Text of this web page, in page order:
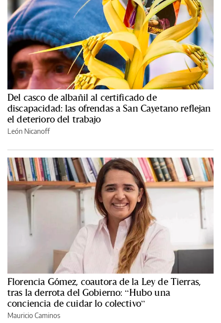
Del casco de albañil al certificado de
discapacidad: las ofrendas a San Cayetano reflejan
el deterioro del trabajo
León Nicanoff
Florencia Gómez, coautora de la Ley de Tierras,
tras la derrota del Gobierno: “Hubo una
conciencia de cuidar lo colectivo”
Mauricio Caminos